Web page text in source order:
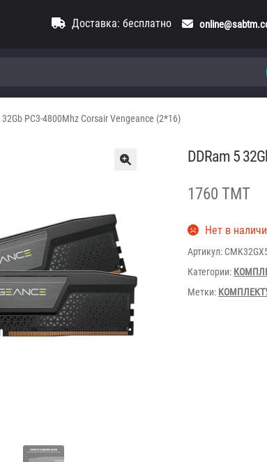
Доставка: бесплатно
32Gb PC3-4800Mhz Corsair Vengeance (2*16)
DDRam 5
1760 TMT
Нет в
Артикул:
Категории:
Метки: